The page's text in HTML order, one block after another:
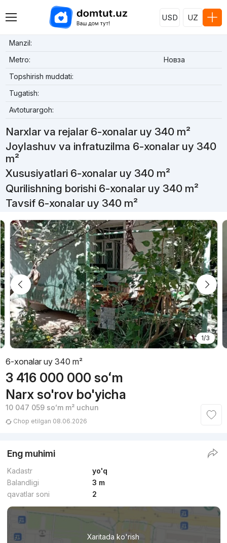
USD UZ
Manzil:
Metro:
Новза
Topshirish muddati:
Tugatish:
Avtoturargoh:
Narxlar va rejalar 6-xonalar uy 340 m²
Joylashuv va infratuzilma 6-xonalar uy 340
m²
Xususiyatlari 6-xonalar uy 340 m²
Qurilishning borishi 6-xonalar uy 340 m²
Tavsif 6-xonalar uy 340 m²
1/3
6-xonalar uy 340 m²
3 416 000 000 soʻm
Narx so'rov bo'yicha
10 047 059 soʻmm² uchun
Chop etilgan 08.06.2026
Eng muhimi
Kadastr
yo'q
Balandligi
3 m
qavatlar soni
2
Xaritada ko'rish